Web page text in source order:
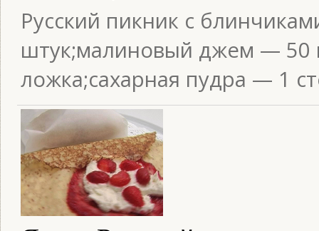
Русский пикник с
штук;малиновый джем — 50
ложка;сахарная пудра — 1